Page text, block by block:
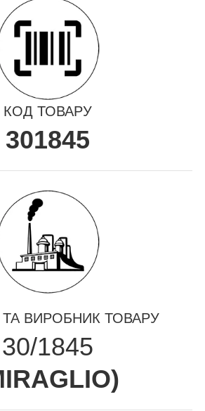
КОД ТОВАРУ
301845
ТА ВИРОБНИК ТОВАРУ
30/1845
)